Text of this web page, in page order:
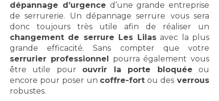
dépannage d’urgence d’une grande entreprise
de serrurerie. Un dépannage serrure
vous sera
donc toujours très utile afin de réaliser un
changement de serrure Les Lilasavec la plus
grande efficacité. Sans compter que votre
serrurier professionnel pourra également vous
être utile pour ouvrir la porte bloquée ou
encore pour poser un coffre-fort ou des verrous
robustes.